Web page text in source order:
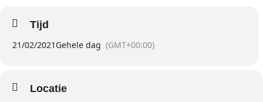
Tijd
21/02/2021 Gehele dag (GMT+00:00)
Locatie